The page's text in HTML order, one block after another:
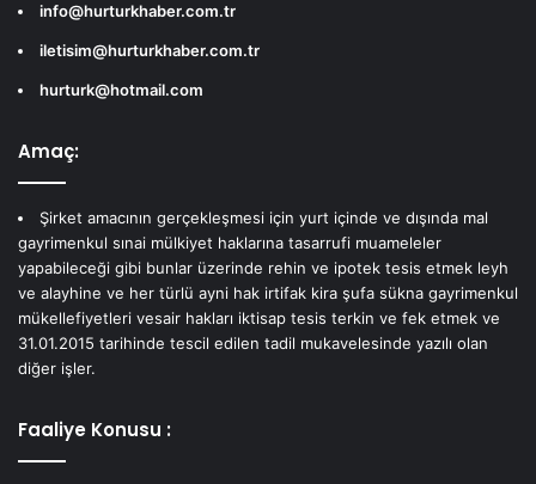
info@hurturkhaber.com.tr
iletisim@hurturkhaber.com.tr
hurturk@hotmail.com
Amaç:
Şirket amacının gerçekleşmesi için yurt içinde ve dışında mal
gayrimenkul sınai mülkiyet haklarına tasarrufi muameleler
yapabileceği gibi bunlar üzerinde rehin ve ipotek tesis etmek leyh
ve alayhine ve her türlü ayni hak irtifak kira şufa sükna gayrimenkul
mükellefiyetleri vesair hakları iktisap tesis terkin ve fek etmek ve
31.01.2015 tarihinde tescil edilen tadil mukavelesinde yazılı olan
diğer işler.
Faaliye Konusu :